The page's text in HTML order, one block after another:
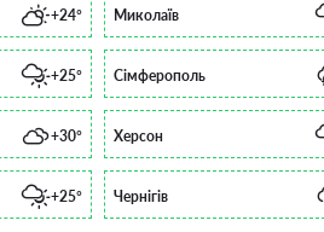
+24° Миколаїв
+25° Сімферополь
+30° Херсон
+25° Чернігів